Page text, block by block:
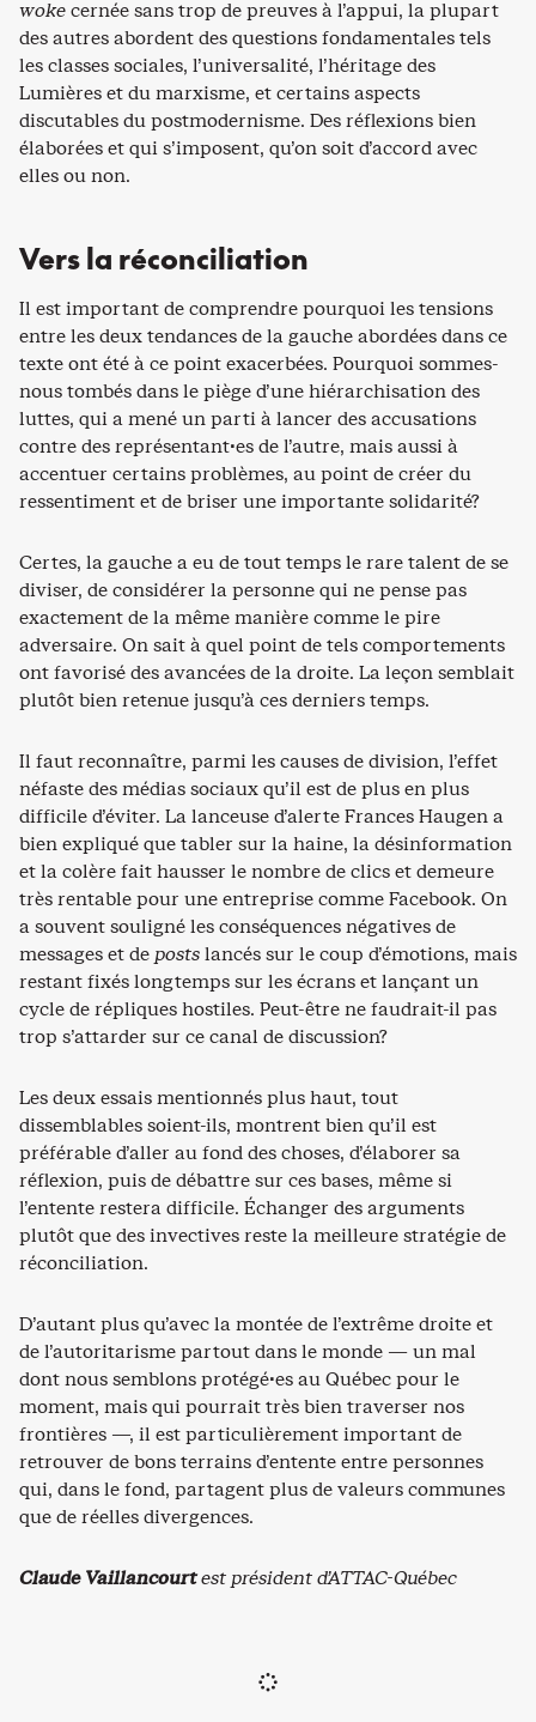
wokecernée sans trop de preuves à l’appui, la plupart
des autres abordent des questions fondamentales tels
les classes sociales, l’universalité, l’héritage des
Lumières et du marxisme, et certains aspects
discutables du postmodernisme. Des réflexions bien
élaborées et qui s’imposent, qu’on soit d’accord avec
elles ou non.
Vers la réconciliation
Il est important de comprendre pourquoi les tensions
entre les deux tendances de la gauche abordées dans ce
texte ont été à ce point exacerbées. Pourquoi sommes-
nous tombés dans le piège d’une hiérarchisation des
luttes, qui a mené un parti à lancer des accusations
contre des représentant·es de l’autre, mais aussi à
accentuer certains problèmes, au point de créer du
ressentiment et de briser une importante solidarité?
Certes, la gauche a eu de tout temps le rare talent de se
diviser, de considérer la personne qui ne pense pas
exactement de la même manière comme le pire
adversaire. On sait à quel point de tels comportements
ont favorisé des avancées de la droite. La leçon semblait
plutôt bien retenue jusqu’à ces derniers temps.
Il faut reconnaître, parmi les causes de division, l’effet
néfaste des médias sociaux qu’il est de plus en plus
difficile d’éviter. La lanceuse d’alerte Frances Haugen a
bien expliqué que tabler sur la haine, la désinformation
et la colère fait hausser le nombre de clics et demeure
très rentable pour une entreprise comme Facebook. On
a souvent souligné les conséquences négatives de
messages et de postslancés sur le coup d’émotions, mais
restant fixés longtemps sur les écrans et lançant un
cycle de répliques hostiles. Peut-être ne faudrait-il pas
trop s’attarder sur ce canal de discussion?
Les deux essais mentionnés plus haut, tout
dissemblables soient-ils, montrent bien qu’il est
préférable d’aller au fond des choses, d’élaborer sa
réflexion, puis de débattre sur ces bases, même si
l’entente restera difficile. Échanger des arguments
plutôt que des invectives reste la meilleure stratégie de
réconciliation.
D’autant plus qu’avec la montée de l’extrême droite et
de l’autoritarisme partout dans le monde — un mal
dont nous semblons protégé·es au Québec pour le
moment, mais qui pourrait très bien traverser nos
frontières —, il est particulièrement important de
retrouver de bons terrains d’entente entre personnes
qui, dans le fond, partagent plus de valeurs communes
que de réelles divergences.
Claude Vaillancourtest président d’ATTAC-Québec